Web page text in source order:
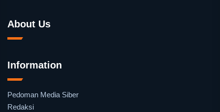
About Us
Information
Pedoman Media Siber
Redaksi